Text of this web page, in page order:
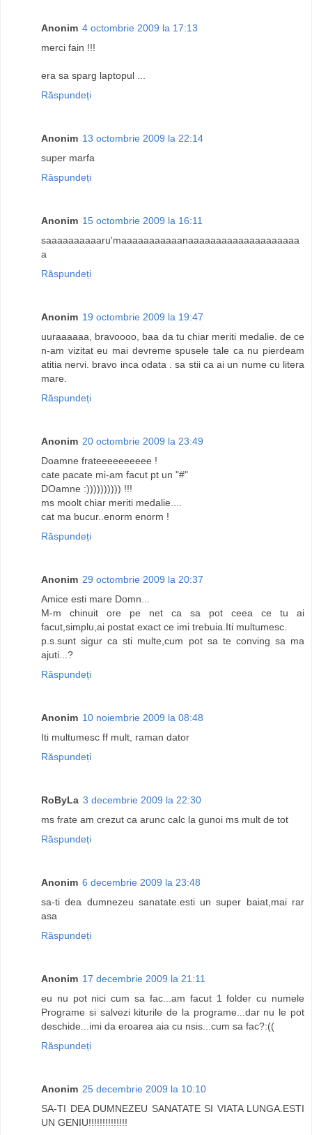
Anonim 4 octombrie 2009 la 17:13
merci fain !!!
era sa sparg laptopul ...
Răspundeți
Anonim 13 octombrie 2009 la 22:14
super marfa
Răspundeți
Anonim 15 octombrie 2009 la 16:11
saaaaaaaaaaru'maaaaaaaaaaanaaaaaaaaaaaaaaaaaaaa
a
Răspundeți
Anonim 19 octombrie 2009 la 19:47
uuraaaaaa, bravoooo, baa da tu chiar meriti medalie. de ce
n-am vizitat eu mai devreme spusele tale ca nu pierdeam
atitia nervi. bravo inca odata . sa stii ca ai un nume cu litera
mare.
Răspundeți
Anonim 20 octombrie 2009 la 23:49
Doamne frateeeeeeeeee !
cate pacate mi-am facut pt un "#"
DOamne :)))))))))) !!!
ms moolt chiar meriti medalie....
cat ma bucur..enorm enorm !
Răspundeți
Anonim 29 octombrie 2009 la 20:37
Amice esti mare Domn...
M-m chinuit ore pe net ca sa pot ceea ce tu ai
facut,simplu,ai postat exact ce imi trebuia.Iti multumesc.
p.s.sunt sigur ca sti multe,cum pot sa te conving sa ma
ajuti...?
Răspundeți
Anonim 10 noiembrie 2009 la 08:48
Iti multumesc ff mult, raman dator
Răspundeți
RoByLa 3 decembrie 2009 la 22:30
ms frate am crezut ca arunc calc la gunoi ms mult de tot
Răspundeți
Anonim 6 decembrie 2009 la 23:48
sa-ti dea dumnezeu sanatate.esti un super baiat,mai rar
asa
Răspundeți
Anonim 17 decembrie 2009 la 21:11
eu nu pot nici cum sa fac...am facut 1 folder cu numele
Programe si salvezi kiturile de la programe...dar nu le pot
deschide...imi da eroarea aia cu nsis...cum sa fac?:((
Răspundeți
Anonim 25 decembrie 2009 la 10:10
SA-TI DEA DUMNEZEU SANATATE SI VIATA LUNGA.ESTI
UN GENIU!!!!!!!!!!!!!!